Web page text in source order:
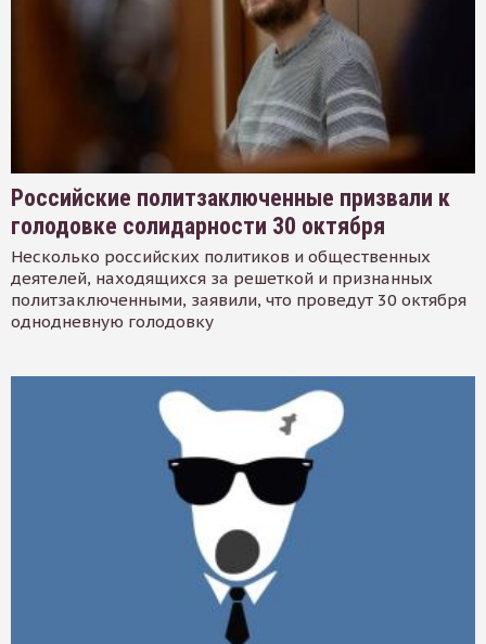
Российские политзаключенные призвали к
голодовке солидарности 30 октября
Несколько российских политиков и общественных
деятелей, находящихся за решеткой и признанных
политзаключенными, заявили, что проведут 30 октября
однодневную голодовку